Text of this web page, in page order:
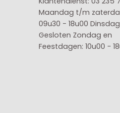
Maandag t/m
09u30 - 18u00
Gesloten Zondag en
Feestdagen: 10u00 -